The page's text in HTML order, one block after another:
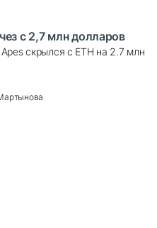
с 2,7 млн долларов
скрылся с ETH на 2.7 млн